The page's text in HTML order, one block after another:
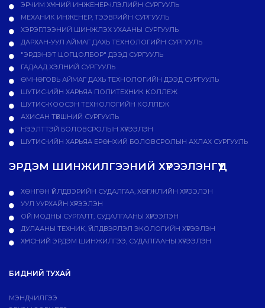
ЭРЧИМ ХҮЧНИЙ ИНЖЕНЕРЧЛЭЛИЙН СУРГУУЛЬ
МЕХАНИК ИНЖЕНЕР, ТЭЭВРИЙН СУРГУУЛЬ
ХЭРЭГЛЭЭНИЙ ШИНЖЛЭХ УХААНЫ СУРГУУЛЬ
ДАРХАН-УУЛ АЙМАГ ДАХЬ ТЕХНОЛОГИЙН СУРГУУЛЬ
"ЭРДЭНЭТ ЦОГЦОЛБОР" ДЭЭД СУРГУУЛЬ
ГАДААД ХЭЛНИЙ СУРГУУЛЬ
ӨМНӨГОВЬ АЙМАГ ДАХЬ ТЕХНОЛОГИЙН ДЭЭД СУРГУУЛЬ
ШУТИС-ИЙН ХАРЬЯА ПОЛИТЕХНИК КОЛЛЕЖ
ШУТИС-КООСЭН ТЕХНОЛОГИЙН КОЛЛЕЖ
АХИСАН ТҮВШНИЙ СУРГУУЛЬ
НЭЭЛТТЭЙ БОЛОВСРОЛЫН ХҮРЭЭЛЭН
ШУТИС-ИЙН ХАРЬЯА ЕРӨНХИЙ БОЛОВСРОЛЫН АХЛАХ СУРГУУЛЬ
ЭРДЭМ ШИНЖИЛГЭЭНИЙ ХҮРЭЭЛЭНГҮҮД
ХӨНГӨН ҮЙЛДВЭРИЙН СУДАЛГАА, ХӨГЖЛИЙН ХҮРЭЭЛЭН
УУЛ УУРХАЙН ХҮРЭЭЛЭН
ОЙ МОДНЫ СУРГАЛТ, СУДАЛГААНЫ ХҮРЭЭЛЭН
ДУЛААНЫ ТЕХНИК, ҮЙЛДВЭРЛЭЛ ЭКОЛОГИЙН ХҮРЭЭЛЭН
ХҮНСНИЙ ЭРДЭМ ШИНЖИЛГЭЭ, СУДАЛГААНЫ ХҮРЭЭЛЭН
БИДНИЙ ТУХАЙ
МЭНДЧИЛГЭЭ